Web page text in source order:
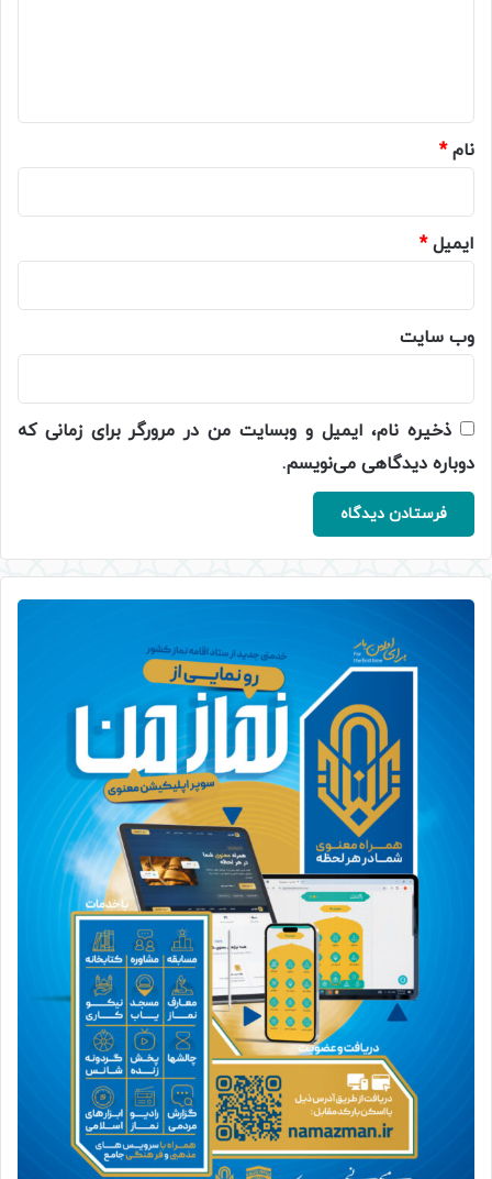
نام*
ایمیل*
وب‌ سایت
ذخیره نام، ایمیل و وبسایت من در مرورگر برای زمانی که
دوباره دیدگاهی می‌نویسم.